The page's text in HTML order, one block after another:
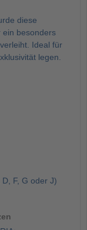
diese
ein besonders
Ideal für
legen.
F, G oder J)